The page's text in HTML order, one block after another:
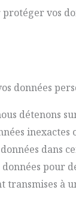
vos
données
détenons
inexactes
dans
pour
transmises à